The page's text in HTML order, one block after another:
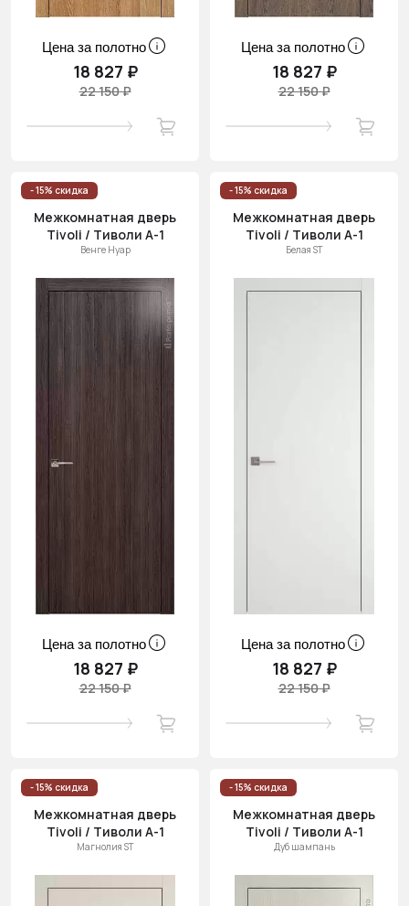
Цена за полотно
18 827 ₽
22 150 ₽
Цена за полотно
18 827 ₽
22 150 ₽
- 15% скидка
Межкомнатная дверь
Tivoli / Тиволи А-1
Венге Нуар
Цена за полотно
18 827 ₽
22 150 ₽
- 15% скидка
Межкомнатная дверь
Tivoli / Тиволи А-1
Белая ST
Цена за полотно
18 827 ₽
22 150 ₽
- 15% скидка
Межкомнатная дверь
Tivoli / Тиволи А-1
Магнолия ST
- 15% скидка
Межкомнатная дверь
Tivoli / Тиволи А-1
Дуб шампань